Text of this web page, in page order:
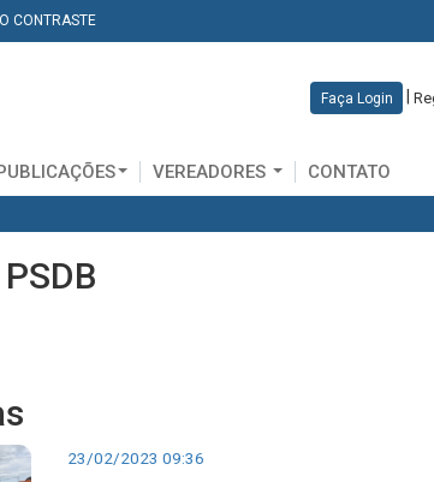
CONTRASTE
Faça Login
VEREADORES CONTATO
23/02/2023 09:36